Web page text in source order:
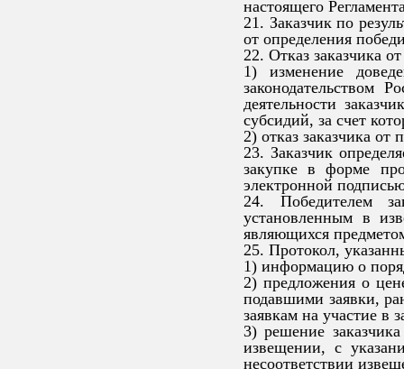
настоящего
21. Заказчик по
от определения
22. Отказ заказчика
1) изменение
законодательством
деятельности
субсидий, за счет
2) отказ заказчика от
23. Заказчик
закупке в форме
электронной
24. Победителем
установленным в
являющихся
25. Протокол,
1) информацию о
2) предложения о
подавшими заявки,
заявкам на участие в
3) решение
извещении, с
несоответствии